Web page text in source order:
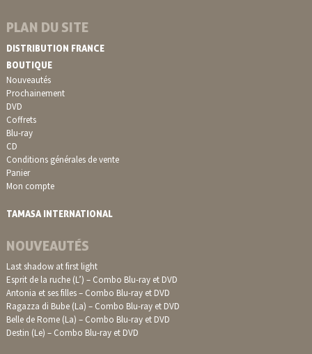
PLAN DU SITE
DISTRIBUTION FRANCE
BOUTIQUE
Nouveautés
Prochainement
DVD
Coffrets
Blu-ray
CD
Conditions générales de vente
Panier
Mon compte
TAMASA INTERNATIONAL
NOUVEAUTÉS
Last shadow at first light
Esprit de la ruche (L’) – Combo Blu-ray et DVD
Antonia et ses filles – Combo Blu-ray et DVD
Ragazza di Bube (La) – Combo Blu-ray et DVD
Belle de Rome (La) – Combo Blu-ray et DVD
Destin (Le) – Combo Blu-ray et DVD